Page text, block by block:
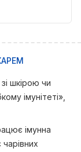
шкірою чи
імунітеті»,
імунна